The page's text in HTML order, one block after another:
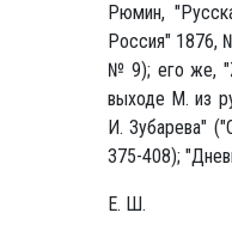
Рюмин,
Россия" 1876,
№ 9); его же,
выходе М. из
И. Зубарева"
375-408);
Е. Ш.